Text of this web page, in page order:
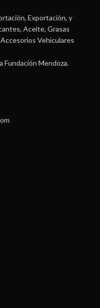
Exportación, y
Aceite, Grasas
Vehiculares
Fundación Mendoza.